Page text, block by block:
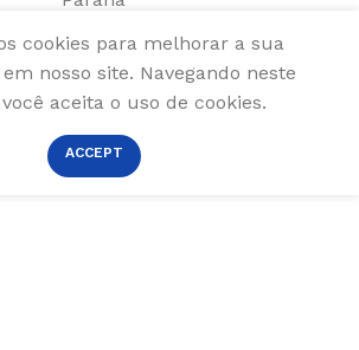
cookies para melhorar a sua
nosso site. Navegando neste
aceita o uso de cookies.
ACCEPT